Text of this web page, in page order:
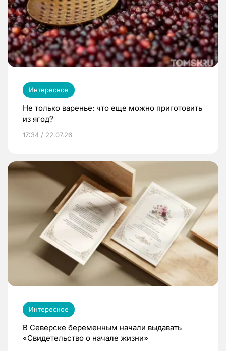
Интересное
Не только варенье: что еще можно приготовить
из ягод?
17:34 / 22.07.26
Интересное
В Северске беременным начали выдавать
«Свидетельство о начале жизни»